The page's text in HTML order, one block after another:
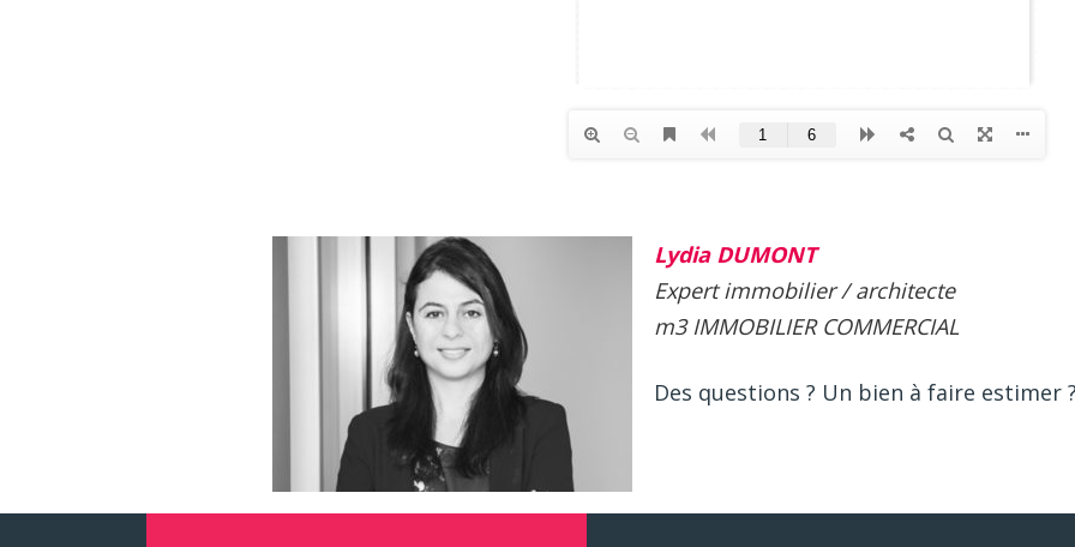
Lydia DUMONT
Expertimmobilier / architecte
m3 IMMOBILIER COMMERCIAL
Des questions ? Un bien à faire estimer